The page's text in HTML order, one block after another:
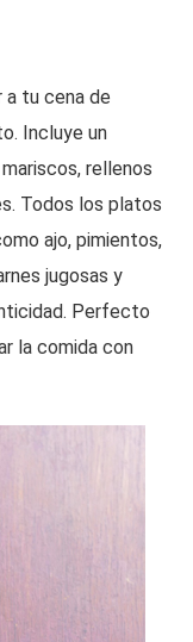
tu cena de
Incluye un
rellenos
Todos los platos
ajo, pimientos,
jugosas y
Perfecto
la comida con